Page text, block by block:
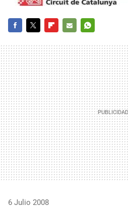
MAIL
6 Julio 2008